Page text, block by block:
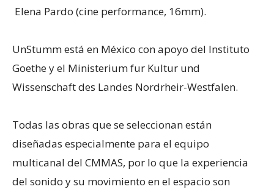
Elena Pardo (cine performance, 16mm).
UnStumm está en México con apoyo del Instituto
Goethe y el Ministerium fur Kultur und
Wissenschaft des Landes Nordrheir-Westfalen.
Todas las obras que se seleccionan están
diseñadas especialmente para el equipo
multicanal del CMMAS, por lo que la experiencia
del sonido y su movimiento en el espacio son